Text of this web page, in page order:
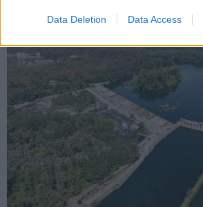
Data Deletion Data Access